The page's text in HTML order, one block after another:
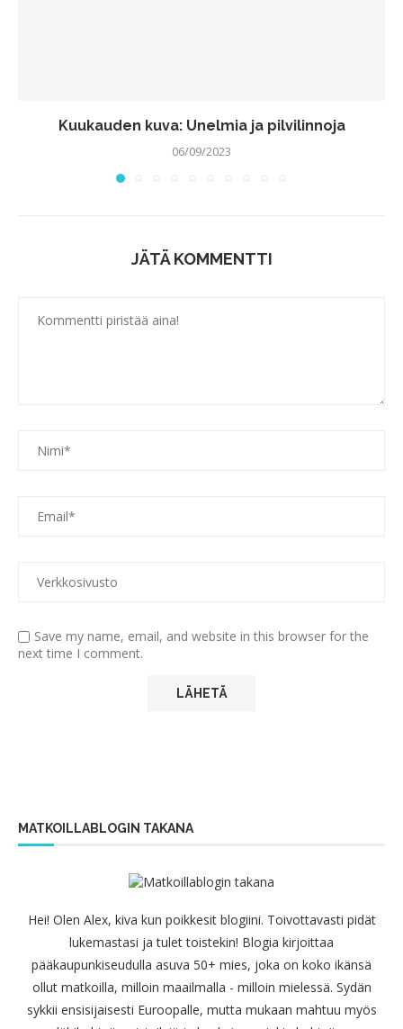
Kuukauden kuva: Unelmia ja pilvilinnoja
06/09/2023
JÄTÄ KOMMENTTI
Save my name, email, and website in this browser for the
next time I comment.
MATKOILLABLOGIN TAKANA
Hei! Olen Alex, kiva kun poikkesit blogiini. Toivottavasti pidät
lukemastasi ja tulet toistekin! Blogia kirjoittaa
pääkaupunkiseudulla asuva 50+ mies, joka on koko ikänsä
ollut matkoilla, milloin maailmalla - milloin mielessä. Sydän
sykkii ensisijaisesti Euroopalle, mutta mukaan mahtuu myös